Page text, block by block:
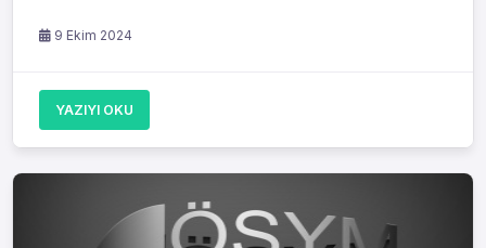
9 Ekim 2024
YAZIYI OKU